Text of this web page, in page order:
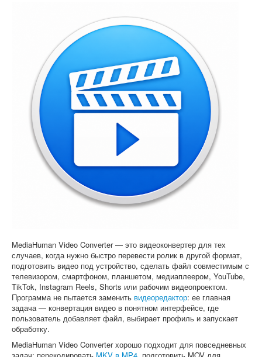
Конференция
Системные программы
Софт
MediaHuman Video Converter — это видеоконвертер для тех
случаев, когда нужно быстро перевести ролик в другой формат,
подготовить видео под устройство, сделать файл совместимым с
телевизором, смартфоном, планшетом, медиаплеером, YouTube,
TikTok, Instagram Reels, Shorts или рабочим видеопроектом.
Программа не пытается заменить видеоредактор: ее главная
задача — конвертация видео в понятном интерфейсе, где
пользователь добавляет файл, выбирает профиль и запускает
обработку.
MediaHuman Video Converter хорошо подходит для повседневных